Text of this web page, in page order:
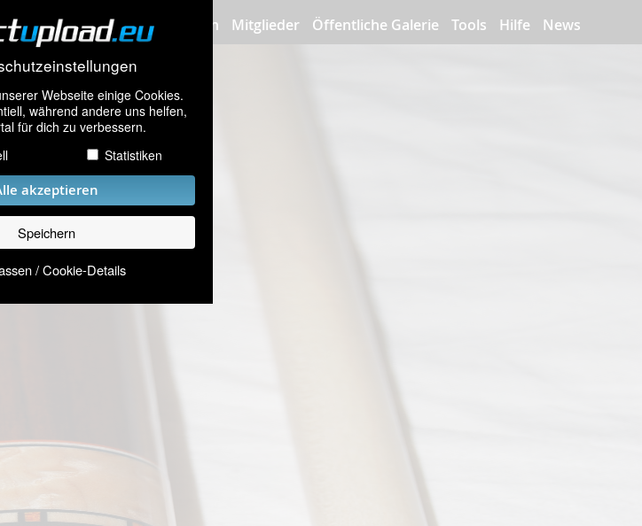
Webseite einige Cookies.
während andere uns helfen,
für dich zu verbessern.
Statistiken
akzeptieren
Speichern
/ Cookie-Details
Bilder hochladen Mitglieder Öffentliche Galerie Tools Hilfe News